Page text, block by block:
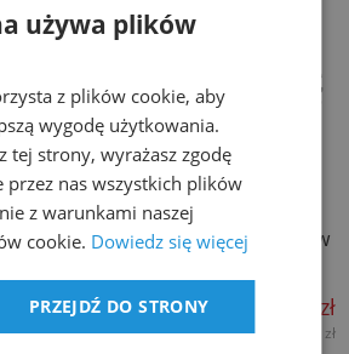
2.0 -
14,99 zł
12,19 zł
Żelowy wkład do pisuarów
FRESH BLITZ Wave 2.0 -
Blackberry
14,99 zł
netto: 12,19 zł
używa plików
z plików cookie, aby
wygodę użytkowania.
tej strony, wyrażasz zgodę
przez nas wszystkich plików
z warunkami naszej
cookie. Dowiedz się więcej
PRZEJDŹ DO STRONY